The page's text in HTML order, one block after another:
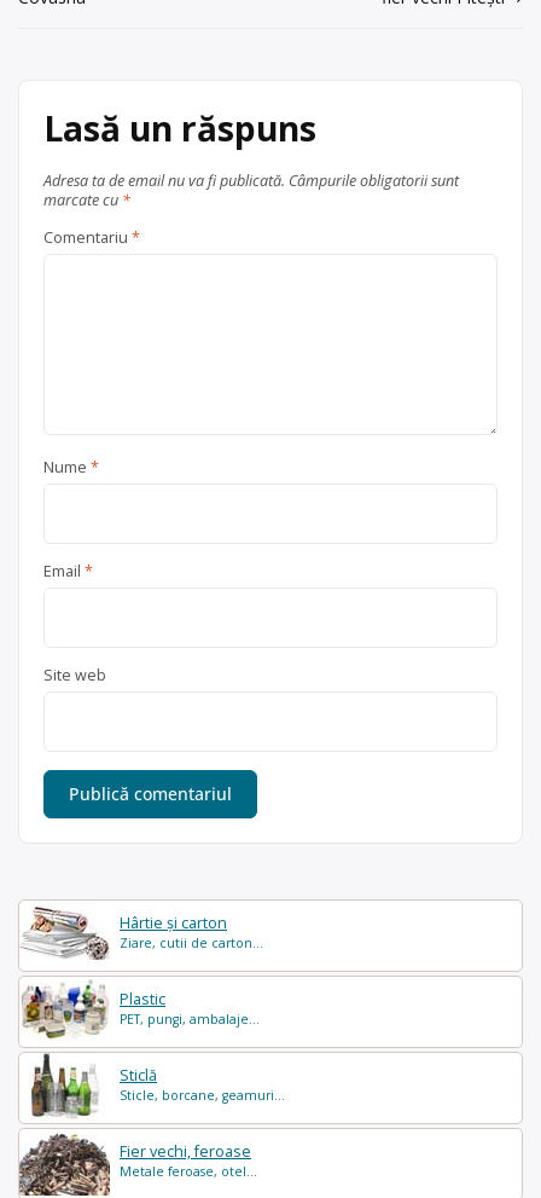
Hârtie și carton
Ziare, cutii de carton...
Plastic
PET, pungi, ambalaje...
Sticlă
Sticle, borcane, geamuri...
Fier vechi, feroase
Metale feroase, otel...
electrocasnice (DEEE) , în
Codlea
județul Brașov
Lasă un răspuns
Adresa ta de email nu va fi publicată. Câmpurile obligatorii sunt
marcate cu *
Comentariu *
Nume *
Email *
Site web